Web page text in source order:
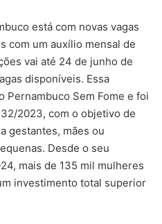
está com novas vagas
com um auxílio mensal de
vai até 24 de junho de
disponíveis. Essa
Pernambuco Sem Fome e foi
2023, com o objetivo de
gestantes, mães ou
Desde o seu
mais de 135 mil mulheres
investimento total superior